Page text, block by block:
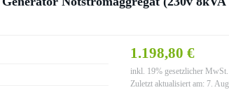
1.198,80 €
inkl. 19% gesetzlicher MwSt.
Zuletzt aktualisiert am: 7.